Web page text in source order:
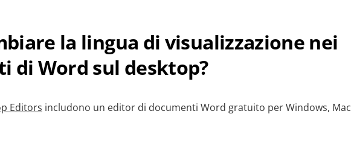
la lingua di visualizzazione nei
di Word sul desktop?
Editors includono un editor di documenti Word gratuito per Windows, Mac